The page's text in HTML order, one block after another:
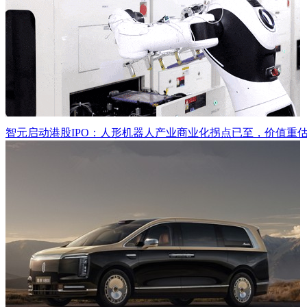
智元启动港股IPO：人形机器人产业商业化拐点已至，价值重